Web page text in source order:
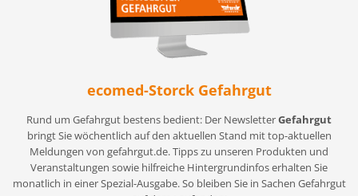
ecomed-Storck Gefahrgut
Rund um Gefahrgut bestens bedient: Der NewsletterGefahrgut
bringt Sie wöchentlich auf den aktuellen Stand mit top-aktuellen
Meldungen von gefahrgut.de. Tipps zu unseren Produkten und
Veranstaltungen sowie hilfreiche Hintergrundinfos erhalten Sie
monatlich in einer Spezial-Ausgabe. So bleiben Sie in Sachen Gefahrgut